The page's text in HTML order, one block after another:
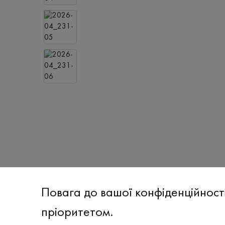
Повага до вашої
пріоритетом.